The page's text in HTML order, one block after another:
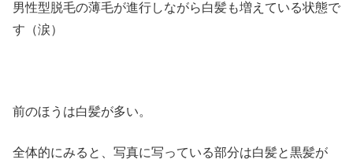
男性型脱毛の薄毛が進行しながら白髪も増えている状態で
す（涙）
前のほうは白髪が多い。
全体的にみると、写真に写っている部分は白髪と黒髪が